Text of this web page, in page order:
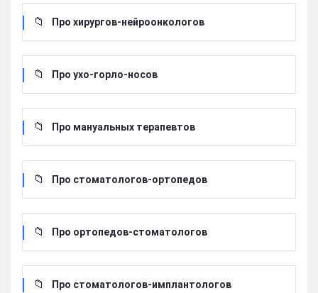
Про хирургов-нейроонкологов
Про ухо-горло-носов
Про мануальных терапевтов
Про стоматологов-ортопедов
Про ортопедов-стоматологов
Про стоматологов-имплантологов